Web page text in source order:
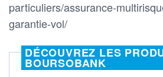
particuliers/assurance-
garantie-vol/
DÉCOUVREZ LES
BOURSOBANK